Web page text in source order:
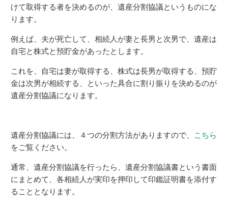
けて取得する者を決めるのが、遺産分割協議というものにな
ります。
例えば、夫が死亡して、相続人が妻と長男と次男で、遺産は
自宅と株式と預貯金があったとします。
これを、自宅は妻が取得する、株式は長男が取得する、預貯
金は次男が相続する、といった具合に割り振りを決めるのが
遺産分割協議になります。
遺産分割協議には、４つの分割方法がありますので、
こちら
をご覧ください。
通常、遺産分割協議を行ったら、遺産分割協議書という書面
にまとめて、各相続人が実印を押印して印鑑証明書を添付す
ることとなります。